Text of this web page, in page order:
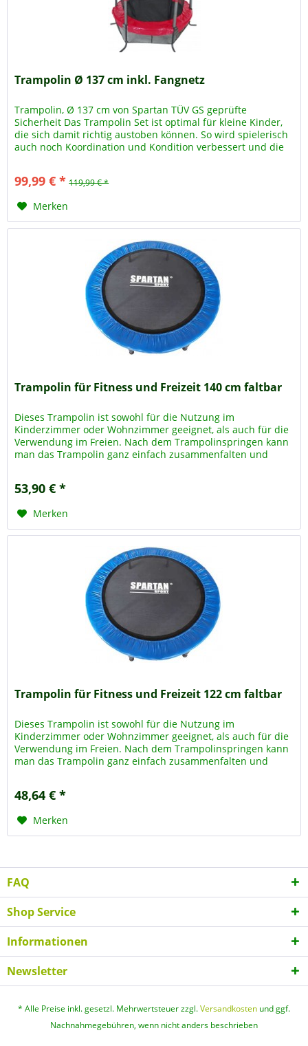
Trampolin Ø 137 cm inkl. Fangnetz
Trampolin, Ø 137 cm von Spartan TÜV GS geprüfte
Sicherheit Das Trampolin Set ist optimal für kleine Kinder,
die sich damit richtig austoben können. So wird spielerisch
auch noch Koordination und Kondition verbessert und die
99,99 € * 119,99 € *
Merken
Trampolin für Fitness und Freizeit 140 cm faltbar
Dieses Trampolin ist sowohl für die Nutzung im
Kinderzimmer oder Wohnzimmer geeignet, als auch für die
Verwendung im Freien. Nach dem Trampolinspringen kann
man das Trampolin ganz einfach zusammenfalten und
53,90 € *
Merken
Trampolin für Fitness und Freizeit 122 cm faltbar
Dieses Trampolin ist sowohl für die Nutzung im
Kinderzimmer oder Wohnzimmer geeignet, als auch für die
Verwendung im Freien. Nach dem Trampolinspringen kann
man das Trampolin ganz einfach zusammenfalten und
48,64 € *
Merken
FAQ
Shop Service
Informationen
Newsletter
* Alle Preise inkl. gesetzl. Mehrwertsteuer zzgl.Versandkosten und ggf.
Nachnahmegebühren, wenn nicht anders beschrieben